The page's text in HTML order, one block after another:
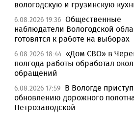
вологодскую и грузинскую
6.08.2026 19:36 Общественные
наблюдатели Вологодской
готовятся к работе на выборах
6.08.2026 18:44 «Дом СВО» в
полгода работы обработал
обращений
6.08.2026 17:59 В Вологде
обновлению дорожного
Петрозаводской